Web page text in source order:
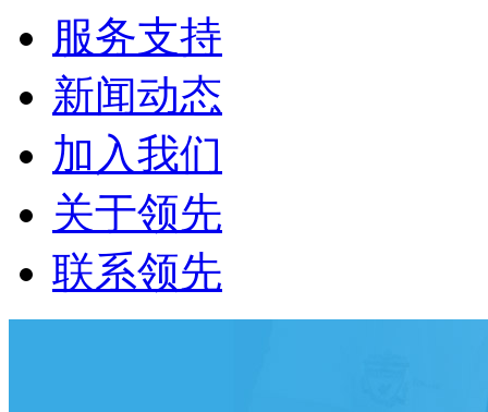
服务支持
新闻动态
加入我们
关于领先
联系领先